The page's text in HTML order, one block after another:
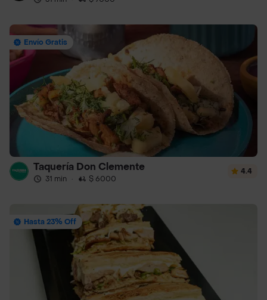
Envío Gratis
Taquería Don Clemente
31 min · $ 6000
4.4
Hasta 23% Off